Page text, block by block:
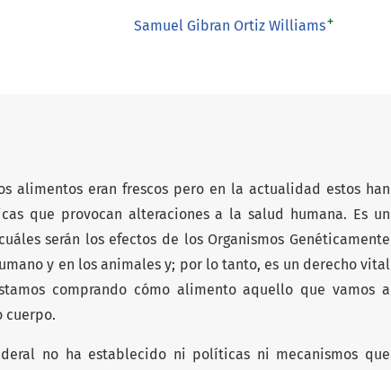
Samuel Gibran Ortiz Williams+
alimentos eran frescos pero en la actualidad estos han
que provocan alteraciones a la salud humana. Es un
serán los efectos de los Organismos Genéticamente
y en los animales y; por lo tanto, es un derecho vital
comprando cómo alimento aquello que vamos a
cuerpo.
no ha establecido ni políticas ni mecanismos que